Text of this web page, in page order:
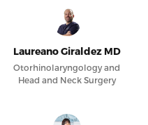
Laureano Giraldez MD
Otorhinolaryngology and
Head and Neck Surgery